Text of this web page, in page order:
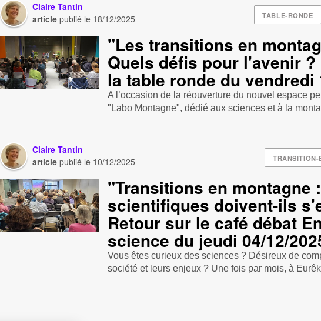
TABLE-RONDE
Claire Tantin
article publié le 18/12/2025
"Les transitions en
Quels défis pour l'avenir
la table ronde du vendredi
A l’occasion de la réouverture du nouvel espace
"Labo Montagne", dédié aux sciences et à la
TRANSITION-
Claire Tantin
article publié le 10/12/2025
"Transitions en montagne
scientifiques doivent-ils
Retour sur le café débat
science du jeudi 04/12/
Vous êtes curieux des sciences ? Désireux de
société et leurs enjeux ? Une fois par mois, à